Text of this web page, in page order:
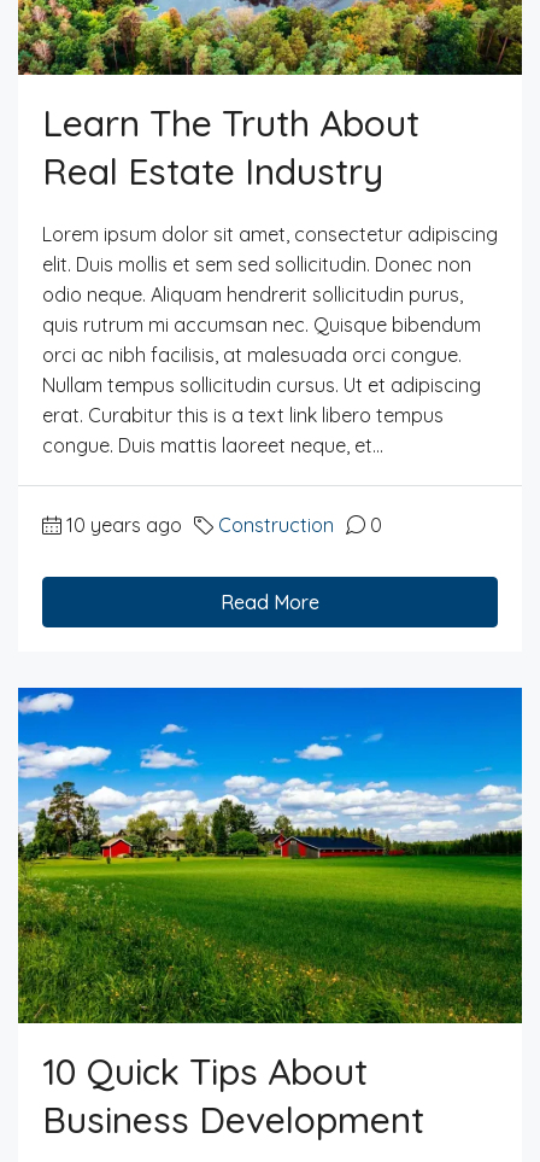
Learn The Truth About
Real Estate Industry
Lorem ipsum dolor sit amet, consectetur adipiscing
elit. Duis mollis et sem sed sollicitudin. Donec non
odio neque. Aliquam hendrerit sollicitudin purus,
quis rutrum mi accumsan nec. Quisque bibendum
orci ac nibh facilisis, at malesuada orci congue.
Nullam tempus sollicitudin cursus. Ut et adipiscing
erat. Curabitur this is a text link libero tempus
congue. Duis mattis laoreet neque, et...
10 years ago Construction 0
Read More
10 Quick Tips About
Business Development